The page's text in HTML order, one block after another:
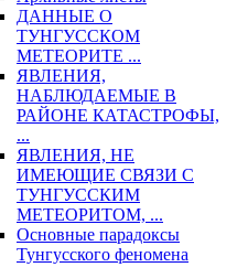
ДАННЫЕ О
ТУНГУССКОМ
МЕТЕОРИТЕ ...
ЯВЛЕНИЯ,
НАБЛЮДАЕМЫЕ В
РАЙОНЕ КАТАСТРОФЫ,
...
ЯВЛЕНИЯ, НЕ
ИМЕЮЩИЕ СВЯЗИ С
ТУНГУССКИМ
МЕТЕОРИТОМ, ...
Основные парадоксы
Тунгусского феномена